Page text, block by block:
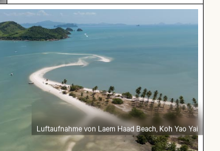
von Laem Haad Beach, Koh Yao Yai
Luftaufnahme von Laem Haad Beach, Koh Yao Yai